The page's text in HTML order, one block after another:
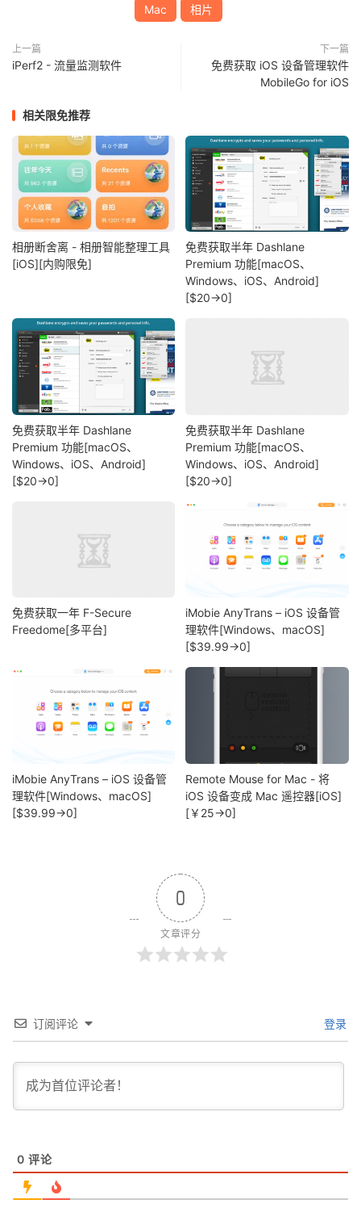
Mac 相片
上一篇
iPerf2 - 流量监测软件
下一篇
免费获取 iOS 设备管理软件
MobileGo for iOS
相关限免推荐
相册断舍离 - 相册智能整理工具
[iOS][内购限免]
免费获取半年 Dashlane
Premium 功能[macOS、
Windows、iOS、Android]
[$20→0]
免费获取半年 Dashlane
Premium 功能[macOS、
Windows、iOS、Android]
[$20→0]
免费获取半年 Dashlane
Premium 功能[macOS、
Windows、iOS、Android]
[$20→0]
免费获取一年 F-Secure
Freedome[多平台]
iMobie AnyTrans – iOS 设备管
理软件[Windows、macOS]
[$39.99→0]
iMobie AnyTrans – iOS 设备管
理软件[Windows、macOS]
[$39.99→0]
Remote Mouse for Mac - 将
iOS 设备变成 Mac 遥控器[iOS]
[￥25→0]
0
文章评分
订阅评论 登录
0 评论